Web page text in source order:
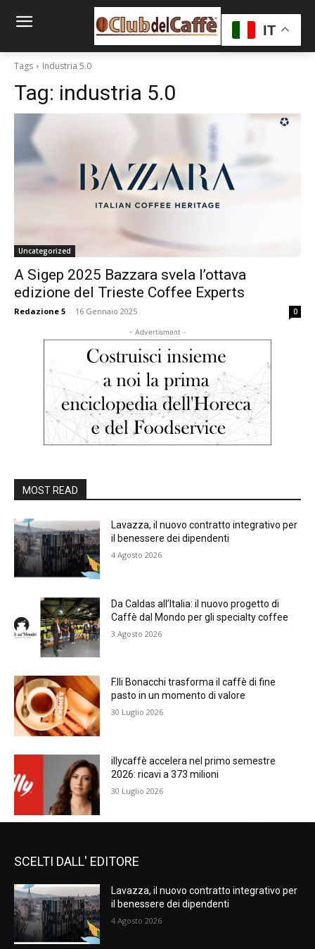
Tags Industria 5.0
Tag: industria 5.0
Uncategorized
A Sigep 2025 Bazzara svela l’ottava
edizione del Trieste Coffee Experts
Redazione 5 - 16 Gennaio 2025 0
- Advertisment -
MOST READ
Lavazza, il nuovo contratto integrativo per
il benessere dei dipendenti
4 Agosto 2026
Da Caldas all’Italia: il nuovo progetto di
Caffè dal Mondo per gli specialty coffee
3 Agosto 2026
F.lli Bonacchi trasforma il caffè di fine
pasto in un momento di valore
30 Luglio 2026
illycaffè accelera nel primo semestre
2026: ricavi a 373 milioni
30 Luglio 2026
SCELTI DALL' EDITORE
Lavazza, il nuovo contratto integrativo per
il benessere dei dipendenti
4 Agosto 2026
IT